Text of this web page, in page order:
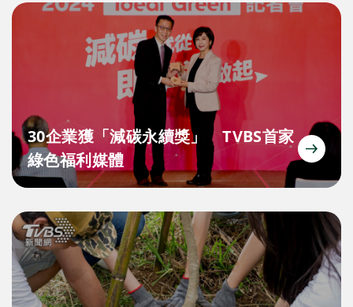
30企業獲「減碳永續獎」 TVBS首家
綠色福利媒體